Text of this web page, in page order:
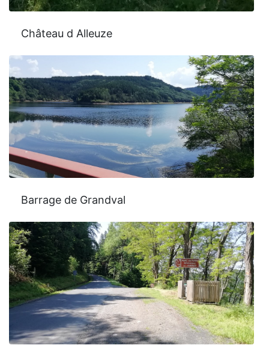
Château d Alleuze
Barrage de Grandval